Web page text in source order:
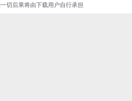
切后果将由下载用户自行承担